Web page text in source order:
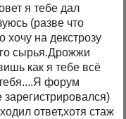
я тебе дал
(разве что
на декстрозу
сырья.Дрожжи
как я тебе всё
форум
ответ,хотя стаж